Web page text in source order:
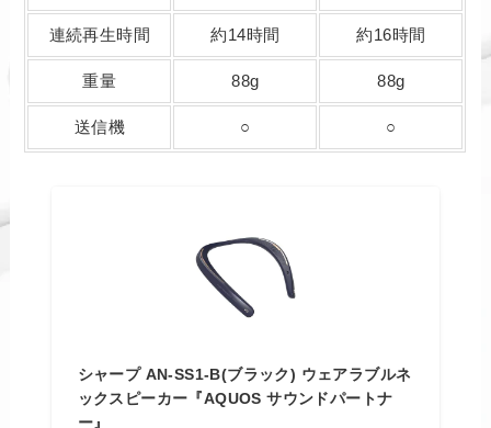
連続再生時間 約14時間 約16時間
重量 88g 88g
送信機 ○ ○
シャープ AN-SS1-B(ブラック) ウェアラブルネ
ックスピーカー『AQUOS サウンドパートナ
ー』